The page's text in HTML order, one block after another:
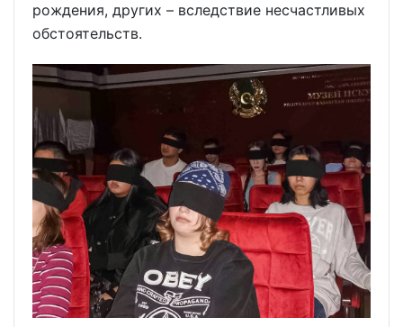
рождения, других – вследствие несчастливых
обстоятельств.